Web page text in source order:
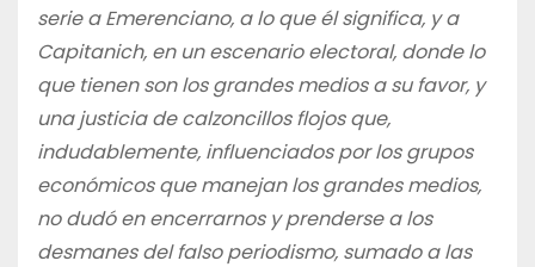
serie a Emerenciano, a lo que él significa, y a
Capitanich, en un escenario electoral, donde lo
que tienen son los grandes medios a su favor, y
una justicia de calzoncillos flojos que,
indudablemente, influenciados por los grupos
económicos que manejan los grandes medios,
no dudó en encerrarnos y prenderse a los
desmanes del falso periodismo, sumado a las